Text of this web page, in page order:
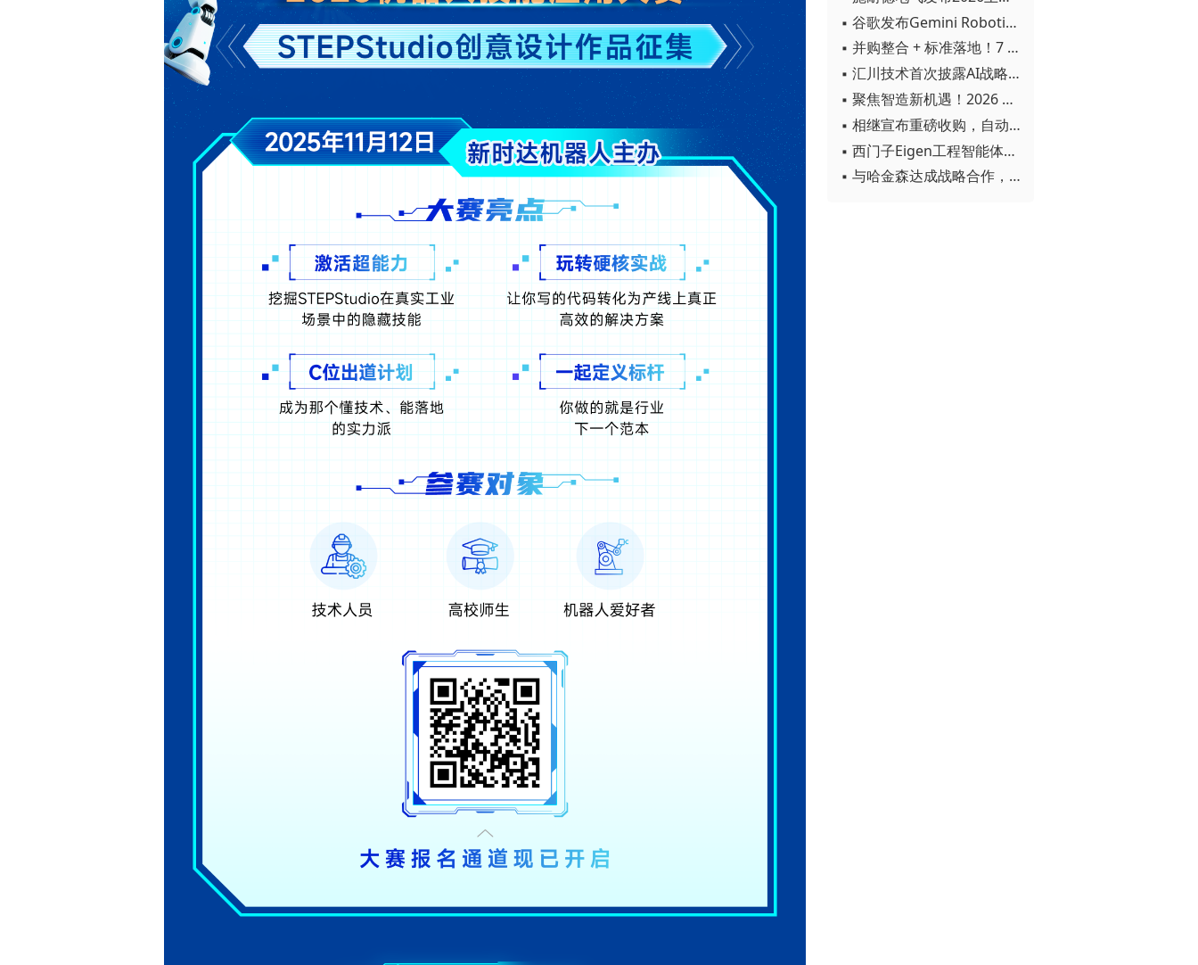
▪ 谷歌发布Gemini Robotics 2模型 实现人形机器人全身智能控制突破
▪ 并购整合 + 标准落地！7 月工业自动化产业动态速递
▪ 汇川技术首次披露AI战略进展：从两个方面推动“AI业务化”落地
▪ 聚焦智造新机遇！2026 青岛数字化及智能制造技术论坛圆满落幕
▪ 相继宣布重磅收购，自动化巨头新一轮并购潮剑指何方？
▪ 西门子Eigen工程智能体落地中国，工业AI跨越物理世界“确定性”拐点
▪ 与哈金森达成战略合作，乐聚机器人何以持续获得工业巨头青睐？